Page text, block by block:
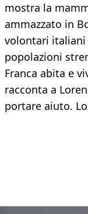
mostra la
ammazzato in
volontari italiani
popolazioni
Franca abita e
racconta a
portare aiuto.